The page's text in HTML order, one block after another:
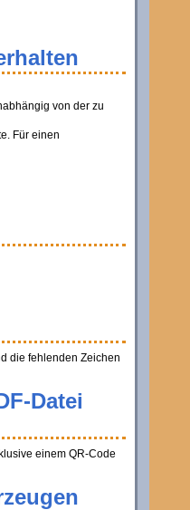
von der zu
Für einen
die fehlenden Zeichen
Datei
einem QR-Code